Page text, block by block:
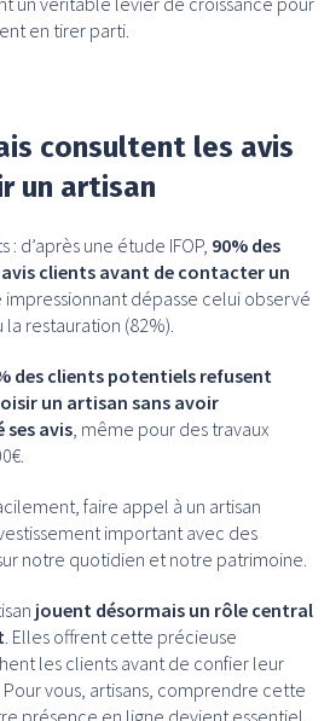
en tirer parti.
consultent les avis
un artisan
d’après une étude IFOP, 90% des
clients avant de contacter un
dépasse celui observé
restauration (82%).
des clients potentiels refusent
un artisan sans avoir
avis, même pour des travaux
faire appel à un artisan
important avec des
notre quotidien et notre patrimoine.
jouent désormais un rôle central
. Elles offrent cette précieuse
les clients avant de confier leur
vous, artisans, comprendre cette